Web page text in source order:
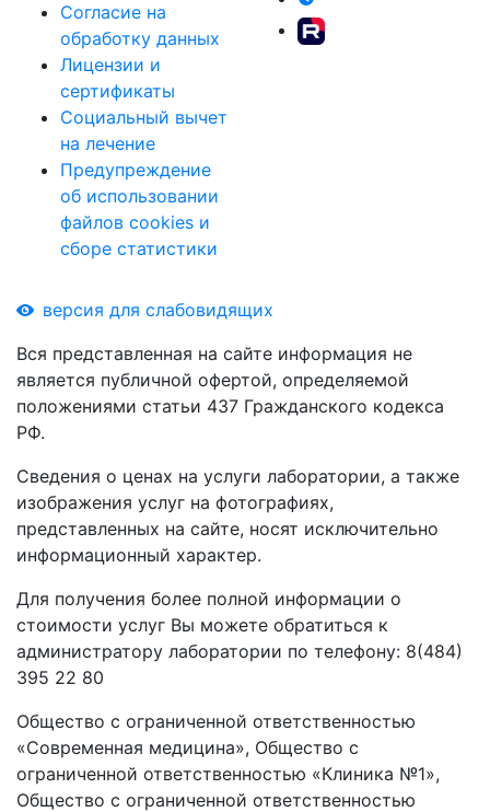
Согласие на
обработку данных
Лицензии и
сертификаты
Социальный вычет
на лечение
Предупреждение
об использовании
файлов cookies и
сборе статистики
версия для слабовидящих
Вся представленная на сайте информация не
является публичной офертой, определяемой
положениями статьи 437 Гражданского кодекса
РФ.
Сведения о ценах на услуги лаборатории, а также
изображения услуг на фотографиях,
представленных на сайте, носят исключительно
информационный характер.
Для получения более полной информации о
стоимости услуг Вы можете обратиться к
администратору лаборатории по телефону: 8(484)
395 22 80
Общество с ограниченной ответственностью
«Современная медицина», Общество с
ограниченной ответственностью «Клиника №1»,
Общество с ограниченной ответственностью